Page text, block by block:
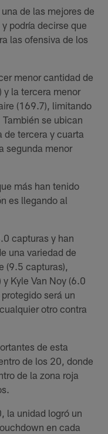
de las mejores de
podría decirse que
las ofensiva de los
menor cantidad de
y la tercera menor
(169.7), limitando
se ubican
de tercera y cuarta
segunda menor
más han tenido
es llegando al
capturas y han
una variedad de
(9.5 capturas),
Kyle Van Noy (6.0
será un
otro contra
de esta
de los 20, donde
de la zona roja
la unidad logró un
en cada